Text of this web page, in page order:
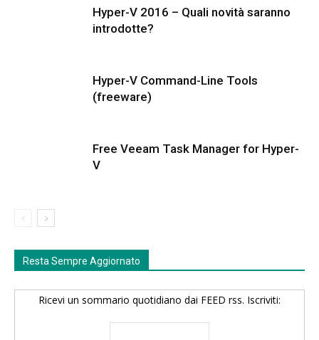
Hyper-V 2016 – Quali novità saranno
introdotte?
Hyper-V Command-Line Tools
(freeware)
Free Veeam Task Manager for Hyper-
V
Resta Sempre Aggiornato
Ricevi un sommario quotidiano dai FEED rss. Iscriviti: